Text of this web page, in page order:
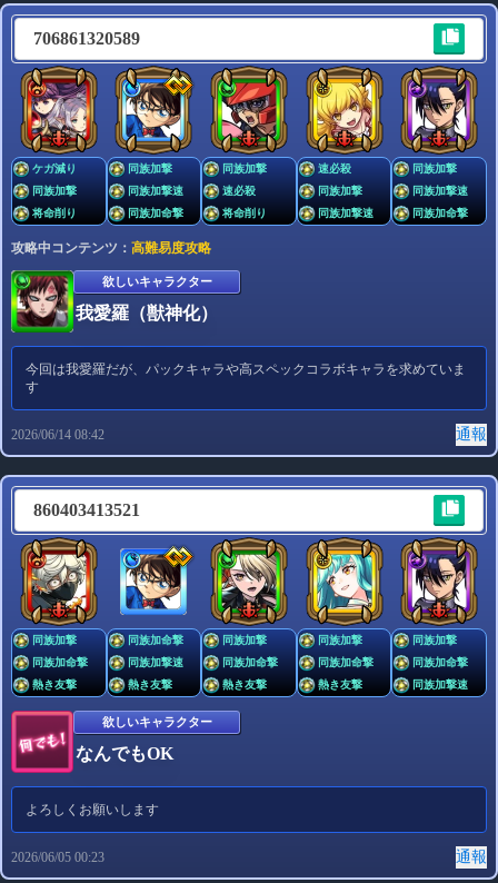
706861320589
ケガ減り
同族加撃
将命削り
同族加撃
同族加撃速
同族加命撃
同族加撃
速必殺
将命削り
速必殺
同族加撃
同族加撃速
同族加撃
同族加撃速
同族加命撃
攻略中コンテンツ： 高難易度攻略
欲しいキャラクター
我愛羅（獣神化）
今回は我愛羅だが、パックキャラや高スペックコラボキャラを求めていま
す
2026/06/14 08:42 通報
860403413521
同族加撃
同族加命撃
熱き友撃
同族加命撃
同族加撃速
熱き友撃
同族加撃
同族加命撃
熱き友撃
同族加撃
同族加命撃
熱き友撃
同族加撃
同族加命撃
同族加撃速
欲しいキャラクター
なんでもOK
よろしくお願いします
2026/06/05 00:23 通報